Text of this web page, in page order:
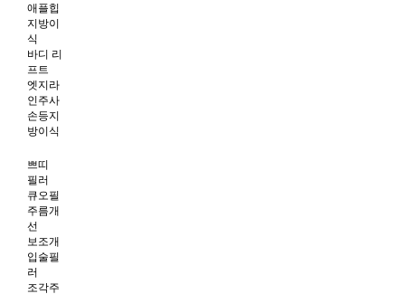
애플힙
지방이
식
바디 리
프트
엣지라
인주사
손등지
방이식
쁘띠
필러
큐오필
주름개
선
보조개
입술필
러
조각주